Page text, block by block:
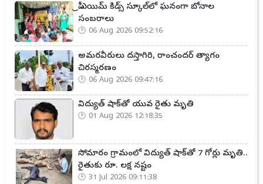
ప్రీ ఎయిమ్ కిడ్స్ స్కూల్‌లో ఘనంగా బోనాల
సంబరాలు
06 Aug 2026 09:52:16
అమరవీరులు దస్తాగిరి, రాంచందర్ త్యాగం
చిరస్మరణం
06 Aug 2026 09:47:16
విద్యుత్ షాక్‌తో యువ రైతు మృతి
01 Aug 2026 12:18:35
సోమారం గ్రామంలో విద్యుత్ షాక్‌తో 7 గోర్లు మృతి..
రైతుకు రూ. లక్ష నష్టం
31 Jul 2026 09:11:38